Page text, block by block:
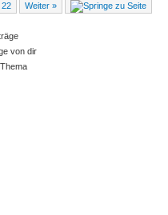
22 Weiter »
von dir